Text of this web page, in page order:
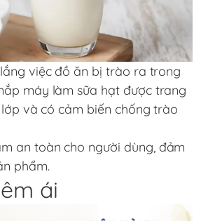
việc đồ ăn bị trào ra trong
máy làm sữa hạt được trang
và có cảm biến chống trào
an toàn cho người dùng, đảm
phẩm.
ái